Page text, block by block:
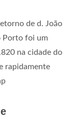
de d. João
Porto foi um
na cidade do
rapidamente